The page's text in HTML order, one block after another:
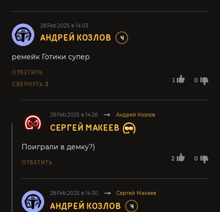
28.Feb.2025 в 14:03
АНДРЕЙ КОЗЛОВ 4
1 0
ремейк Готики супер
ОТВЕТИТЬ
СВЕРНУТЬ 2
28.Feb.2025 в 14:26 Андрей Козлов
СЕРГЕЙ МАКЕЕВ
2 0
Поиграли в демку?)
ОТВЕТИТЬ
28.Feb.2025 в 14:30 Сергей Макеев
АНДРЕЙ КОЗЛОВ 4